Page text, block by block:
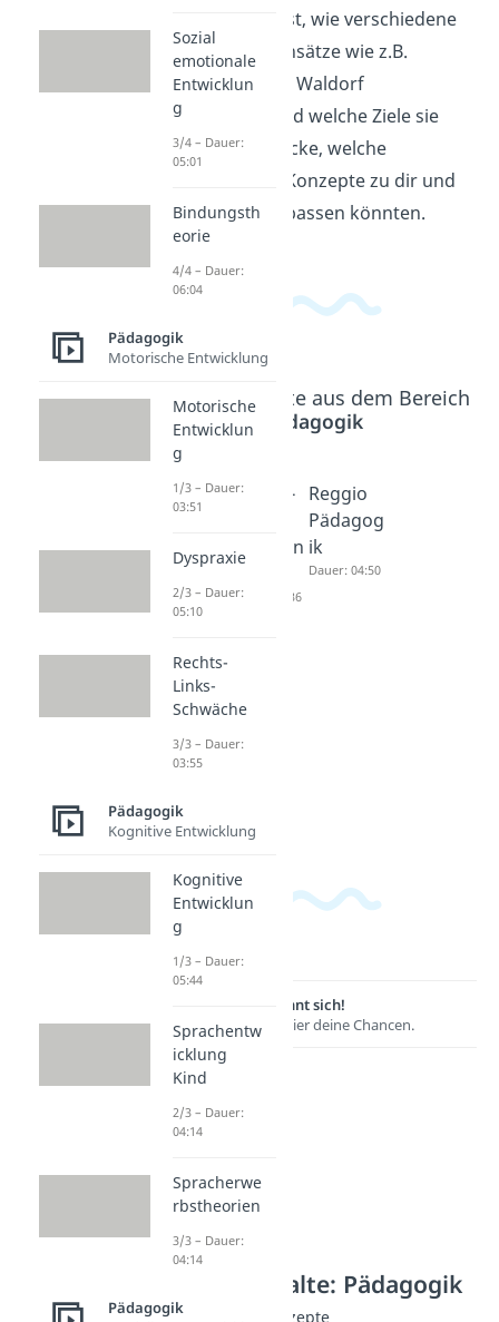
werden. Du lernst, wie verschiedene
pädagogische Ansätze wie z.B.
Montessori oder Waldorf
funktionieren und welche Ziele sie
verfolgen. Entdecke, welche
pädagogischen Konzepte zu dir und
deinem Lernstil passen könnten.
Beliebte Inhalte aus dem Bereich
Pädagogik
ErziehunLaissez-
Erziehun
Dauer: 04:36
Reggio
Pädagog
ik
Dauer: 04:50
Lernen lohnt sich!
Entdecke hier deine Chancen.
Weitere Inhalte: Pädagogik
Pädagogische Konzepte
Sozial
emotionale
Entwicklun
g
3/4 – Dauer:
05:01
Bindungsth
eorie
4/4 – Dauer:
06:04
Pädagogik
Motorische Entwicklung
Motorische
Entwicklun
g
1/3 – Dauer:
03:51
Dyspraxie
2/3 – Dauer:
05:10
Rechts-
Links-
Schwäche
3/3 – Dauer:
03:55
Pädagogik
Kognitive Entwicklung
Kognitive
Entwicklun
g
1/3 – Dauer:
05:44
Sprachentw
icklung
Kind
2/3 – Dauer:
04:14
Spracherwe
rbstheorien
3/3 – Dauer:
04:14
Pädagogik